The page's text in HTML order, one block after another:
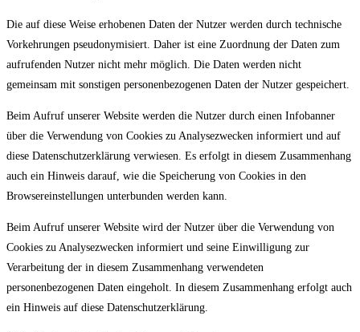
Die auf diese Weise erhobenen Daten der Nutzer werden durch technische
Vorkehrungen pseudonymisiert. Daher ist eine Zuordnung der Daten zum
aufrufenden Nutzer nicht mehr möglich. Die Daten werden nicht
gemeinsam mit sonstigen personenbezogenen Daten der Nutzer gespeichert.
Beim Aufruf unserer Website werden die Nutzer durch einen Infobanner
über die Verwendung von Cookies zu Analysezwecken informiert und auf
diese Datenschutzerklärung verwiesen. Es erfolgt in diesem Zusammenhang
auch ein Hinweis darauf, wie die Speicherung von Cookies in den
Browsereinstellungen unterbunden werden kann.
Beim Aufruf unserer Website wird der Nutzer über die Verwendung von
Cookies zu Analysezwecken informiert und seine Einwilligung zur
Verarbeitung der in diesem Zusammenhang verwendeten
personenbezogenen Daten eingeholt. In diesem Zusammenhang erfolgt auch
ein Hinweis auf diese Datenschutzerklärung.